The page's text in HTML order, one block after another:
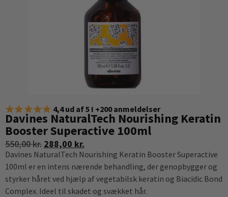
4,4 ud af 5 I +200 anmeldelser
Davines NaturalTech Nourishing Keratin
Booster Superactive 100ml
550,00kr. 288,00 kr.
Davines NaturalTech Nourishing Keratin Booster Superactive
100ml er en intens nærende behandling, der genopbygger og
styrker håret ved hjælp af vegetabilsk keratin og Biacidic Bond
Complex. Ideel til skadet og svækket hår.